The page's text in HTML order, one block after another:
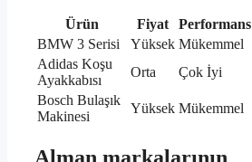
Ürün Fiyat
Performans
BMW 3 Serisi
Yüksek Mükemmel
Adidas Koşu
Ayakkabısı
Orta
Çok İyi
Bosch Bulaşık
Makinesi
Yüksek Mükemmel